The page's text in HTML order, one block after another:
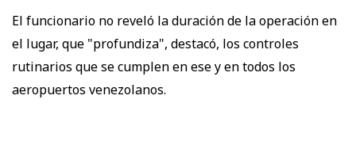
El funcionario no reveló la duración de la operación en
el lugar, que "profundiza", destacó, los controles
rutinarios que se cumplen en ese y en todos los
aeropuertos venezolanos.